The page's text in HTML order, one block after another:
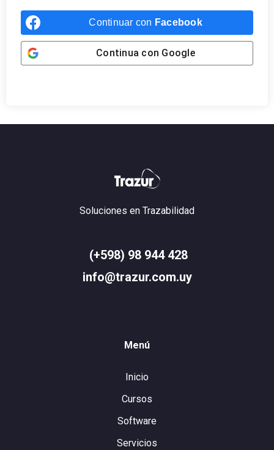
Continuar con Facebook
Continua con Google
Soluciones en Trazabilidad
(+598) 98 944 428
info@trazur.com.uy
Menú
Inicio
Cursos
Software
Servicios